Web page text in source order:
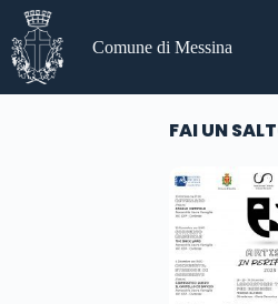
Salta
contenuto
Comune di Messina
FAI UN